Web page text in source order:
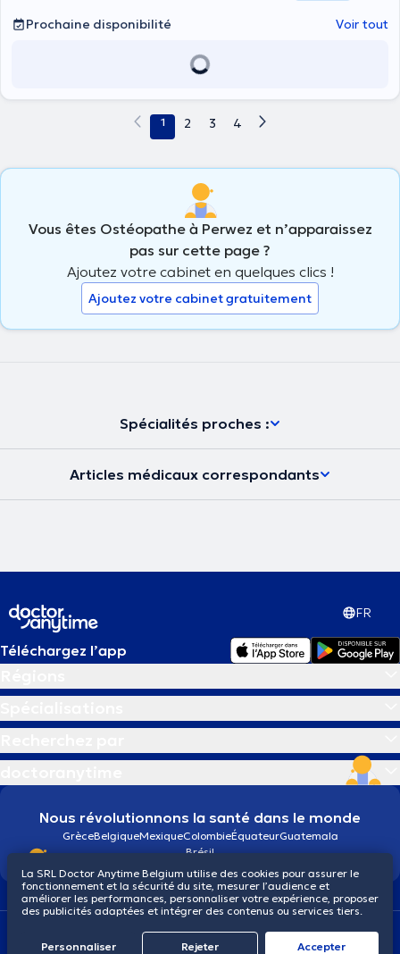
Prochaine disponibilité Voir tout
1 2 3 4
Vous êtes Ostéopathe à Perwez et n’apparaissez
pas sur cette page ?
Ajoutez votre cabinet en quelques clics !
Ajoutez votre cabinet gratuitement
Spécialités proches :
Articles médicaux correspondants
FR
Téléchargez l’app
Nous révolutionnons la santé dans le monde
GrèceBelgiqueMexiqueColombieÉquateurGuatemala
Brésil
Conditions généralesCookiesPolitique de confidentialité
© 2026 doctoranytime
La SRL Doctor Anytime Belgium utilise des cookies pour assurer le
fonctionnement et la sécurité du site, mesurer l’audience et
améliorer les performances, personnaliser votre expérience, proposer
des publicités adaptées et intégrer des contenus ou services tiers.
Personnaliser Rejeter Αccepter